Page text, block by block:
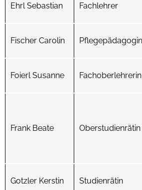
Ehrl Sebastian Fachlehrer
Fischer Carolin
Foierl Susanne Fachoberlehrerin
Frank Beate Oberstudienrätin
Gotzler Kerstin Studienrätin